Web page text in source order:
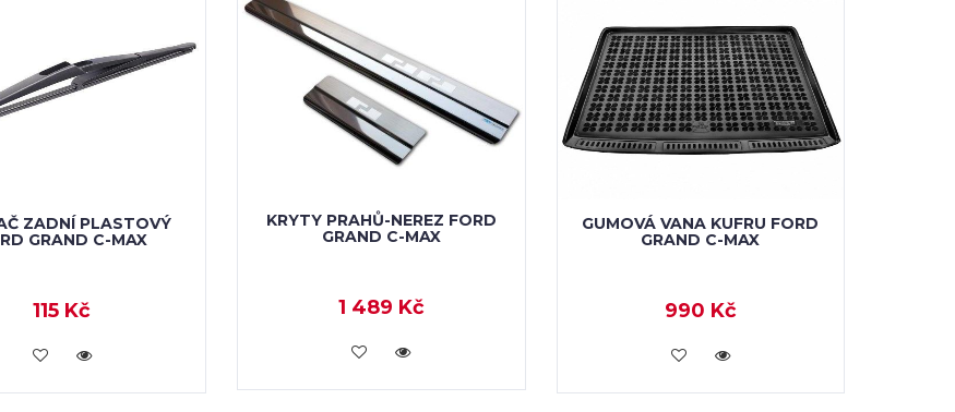
ZADNÍ PLASTOVÝ
GRAND C-MAX
115 Kč
KOUPIT
KRYTY PRAHŮ-NEREZ FORD
GRAND C-MAX
1 489 Kč
KOUPIT
GUMOVÁ VANA KUFRU FORD
GRAND C-MAX
990 Kč
KOUPIT